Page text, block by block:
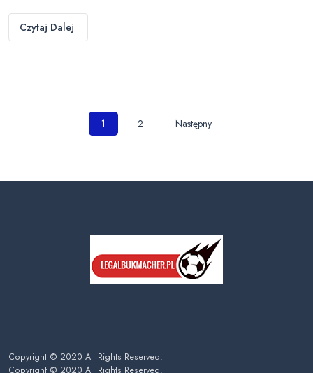
Czytaj Dalej
Nawigacja
1 2 Następny
Copyright © 2020 All Rights Reserved.
Copyright © 2020 All Rights Reserved.